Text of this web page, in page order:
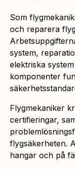
Som
och reparera
system,
elektriska
komponenter
Flygmekaniker
certifieringar,
flygsäkerheten.
hangar och på